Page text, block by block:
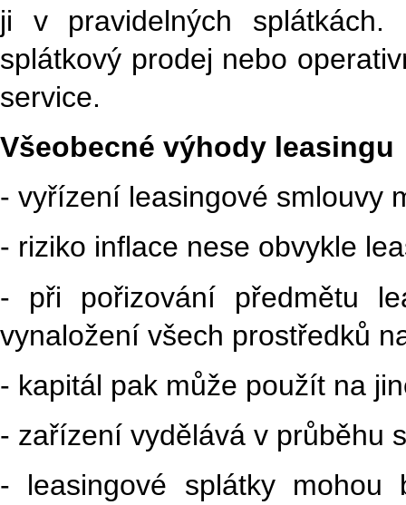
ji v pravidelných splátkách.
splátkový prodej nebo
service.
Všeobecné výhody leasingu
- vyřízení leasingové smlouvy
- riziko inflace nese obvykle
- při pořizování předmětu
vynaložení všech prostředků
- kapitál pak může použít na
- zařízení vydělává v průběhu
- leasingové splátky mohou